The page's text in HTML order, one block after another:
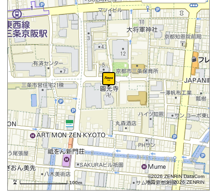
100m
©2026 ZENRIN DataCom
地図データ©2026 ZENRIN